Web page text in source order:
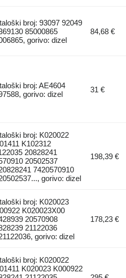
broj: 93097 92049
85000865
gorivo: dizel
84,68 €
broj: AE4604
gorivo: dizel
31 €
broj: K020022
K102312
20828241
20502537
7420570910
gorivo: dizel
198,39 €
broj: K020023
K020023X00
20570908
21122036
gorivo: dizel
178,23 €
broj: K020022
K020023 K000922